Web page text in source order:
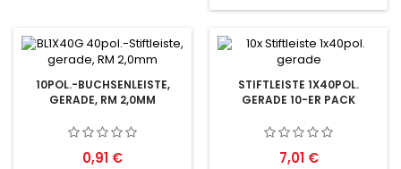
10POL.-BUCHSENLEISTE,
GERADE, RM 2,0MM
Preis
0,91 €
STIFTLEISTE 1X40POL.
GERADE 10-ER PACK
Preis
7,01 €